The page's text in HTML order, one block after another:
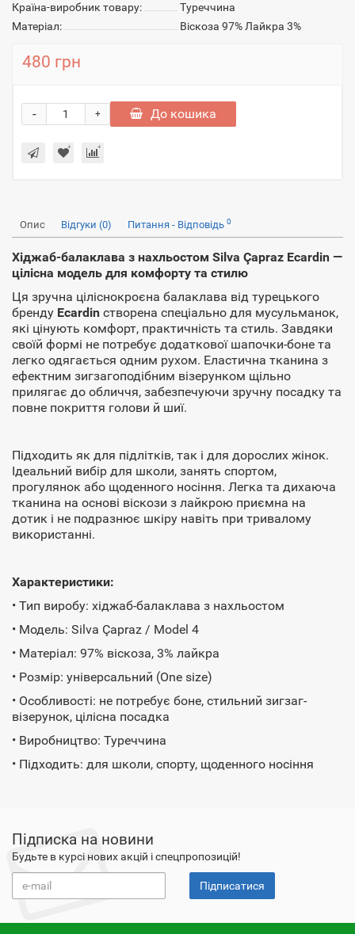
Країна-виробник товару:
Туреччина
Матеріал:
Віскоза 97% Лайкра 3%
480 грн
+
- До кошика
Опис Відгуки (0) Питання - Відповідь 0
Хіджаб-балаклава з нахльостом Silva Çapraz Ecardin —
цілісна модель для комфорту та стилю
Ця зручна ціліснокроєна балаклава від турецького
бренду Ecardin створена спеціально для мусульманок,
які цінують комфорт, практичність та стиль. Завдяки
своїй формі не потребує додаткової шапочки-боне та
легко одягається одним рухом. Еластична тканина з
ефектним зигзагоподібним візерунком щільно
прилягає до обличчя, забезпечуючи зручну посадку та
повне покриття голови й шиї.
Підходить як для підлітків, так і для дорослих жінок.
Ідеальний вибір для школи, занять спортом,
прогулянок або щоденного носіння. Легка та дихаюча
тканина на основі віскози з лайкрою приємна на
дотик і не подразнює шкіру навіть при тривалому
використанні.
Характеристики:
• Тип виробу: хіджаб-балаклава з нахльостом
• Модель: Silva Çapraz / Model 4
• Матеріал: 97% віскоза, 3% лайкра
• Розмір: універсальний (One size)
• Особливості: не потребує боне, стильний зигзаг-
візерунок, цілісна посадка
• Виробництво: Туреччина
• Підходить: для школи, спорту, щоденного носіння
Підписка на новини
Будьте в курсі нових акцій і спецпропозицій!
Підписатися